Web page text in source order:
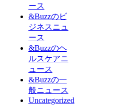
ース
&Buzzのビ
ジネスニュ
ース
&Buzzのヘ
ルスケアニ
ュース
&Buzzの一
般ニュース
Uncategorized